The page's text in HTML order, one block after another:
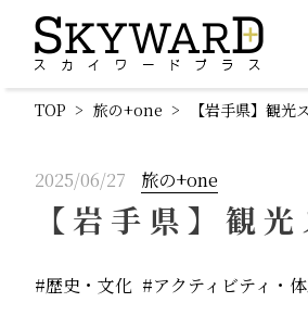
TOP 旅の+one 【岩手県】観
2025/06/27 旅の+one
【岩手県】観
歴史・文化 アクティビティ・